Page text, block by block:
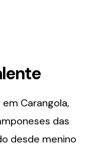
Carangola,
das
desde menino